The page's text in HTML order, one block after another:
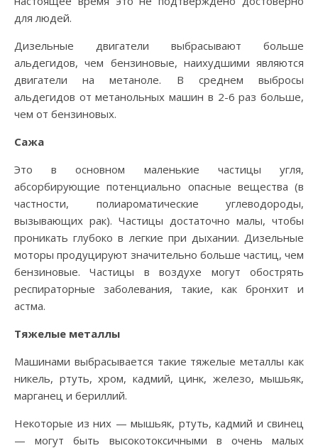
для людей.
Дизельные двигатели выбрасывают больше
альдегидов, чем бензиновые, наихудшими являются
двигатели на метаноле. В среднем выбросы
альдегидов от метанольных машин в 2-6 раз больше,
чем от бензиновых.
Сажа
Это в основном маленькие частицы угля,
абсорбирующие потенциально опасные вещества (в
частности, полиароматические углеводороды,
вызывающих рак). Частицы достаточно малы, чтобы
проникать глубоко в легкие при дыхании. Дизельные
моторы продуцируют значительно больше частиц, чем
бензиновые. Частицы в воздухе могут обострять
респираторные заболевания, такие, как бронхит и
астма.
Тяжелые металлы
Машинами выбрасывается такие тяжелые металлы как
никель, ртуть, хром, кадмий, цинк, железо, мышьяк,
марганец и бериллий.
Некоторые из них — мышьяк, ртуть, кадмий и свинец
— могут быть высокотоксичными в очень малых